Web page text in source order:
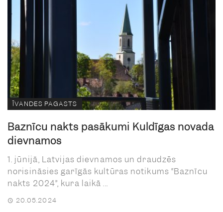
ĪVANDES PAGASTS
Baznīcu nakts pasākumi Kuldīgas novada
dievnamos
1. jūnijā, Latvijas dievnamos un draudzēs
norisināsies garīgās kultūras notikums “Baznīcu
nakts 2024”, kura laikā ...
20.05.2024